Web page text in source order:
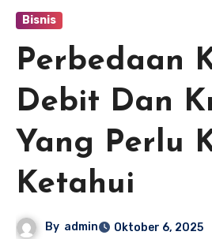
Bisnis
Perbedaan
Debit Dan
Yang Perlu
Ketahui
By admin
Oktober 6, 2025